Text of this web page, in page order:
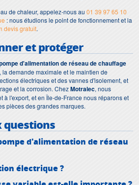
de chaleur, appelez-nous au 01 39 97 65 10
: nous étudions le point de fonctionnement et la
devis gratuit.
et protéger
d'alimentation de réseau de chauffage
demande maximale et le maintien de
électriques et des vannes d'isolement, et
et la corrosion. ChezMotralec, nous
à l'export, et en Île-de-France nous réparons et
pièces des grandes marques.
questions
d'alimentation de réseau
électrique ?